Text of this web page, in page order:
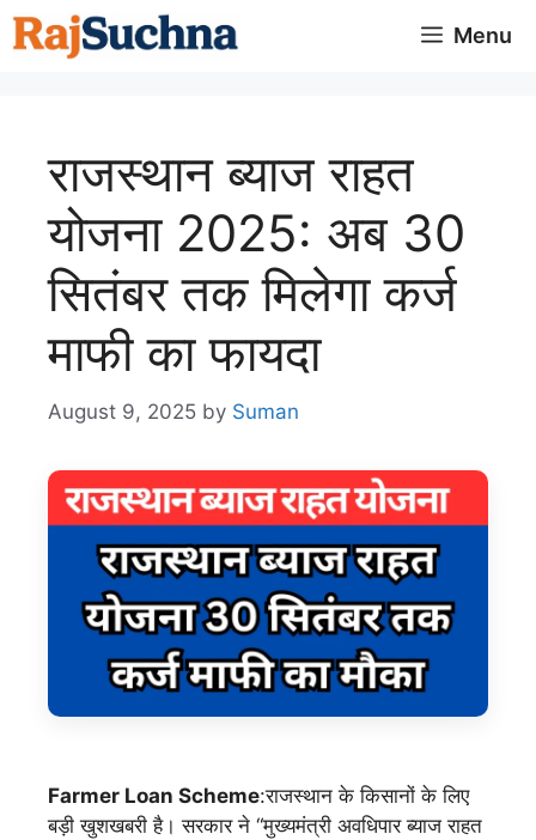
Skip
to
Menu
राजस्थान ब्याज राहत
योजना 2025: अब 30
सितंबर तक मिलेगा कर्ज
माफी का फायदा
August 9, 2025 by Suman
Farmer Loan Scheme:राजस्थान के किसानों के लिए
बड़ी खुशखबरी है। सरकार ने “मुख्यमंत्री अवधिपार ब्याज राहत